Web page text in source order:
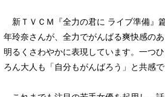
新ＴＶＣＭ『全力の君に ライブ準備』
年玲奈さんが、全力でがんばる爽快感の
明るくさわやかに表現しています。一つ
ろん大人も「自分もがんばろう」と共感